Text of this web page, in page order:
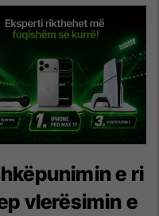
e ri
vlerësimin e